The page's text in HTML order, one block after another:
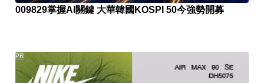
009829掌握AI關鍵 大華韓國KOSPI 50今強勢開募
PR